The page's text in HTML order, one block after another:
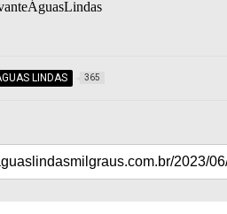
LINDAS 365